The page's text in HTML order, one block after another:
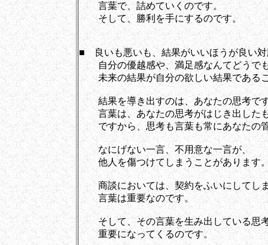
言葉で、詰めていくのです。
そして、勝利を手にするのです。
■ 良いも悪いも、結果がいいほうが良い
自分の優越感や、満足感なんてどうで
未来の結果が自分の欲しい結果である
結果を導き出すのは、あなたの思考で
言葉は、あなたの思考がはじき出した
ですから、思考も言葉も常にあなたの管
なにげない一言、不用意な一言が、
他人を傷つけてしまうことがあります
商談においては、契約をふいにしてし
言葉は重要なのです。
そして、その言葉を生み出している思
重要になってくるのです。